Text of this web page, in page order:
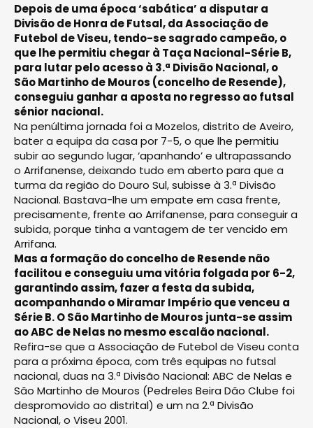
Depois de uma época ‘sabática’ a disputar a
Divisão de Honra de Futsal, da Associação de
Futebol de Viseu, tendo-se sagrado campeão, o
que lhe permitiu chegar à Taça Nacional-Série B,
para lutar pelo acesso à 3.ª Divisão Nacional, o
São Martinho de Mouros (concelho de Resende),
conseguiu ganhar a aposta no regresso ao futsal
sénior nacional.
Na penúltima jornada foi a Mozelos, distrito de Aveiro,
bater a equipa da casa por 7-5, o que lhe permitiu
subir ao segundo lugar, ‘apanhando’ e ultrapassando
o Arrifanense, deixando tudo em aberto para que a
turma da região do Douro Sul, subisse à 3.ª Divisão
Nacional. Bastava-lhe um empate em casa frente,
precisamente, frente ao Arrifanense, para conseguir a
subida, porque tinha a vantagem de ter vencido em
Arrifana.
Mas a formação do concelho de Resende não
facilitou e conseguiu uma vitória folgada por 6-2,
garantindo assim, fazer a festa da subida,
acompanhando o Miramar Império que venceu a
Série B. O São Martinho de Mouros junta-se assim
ao ABC de Nelas no mesmo escalão nacional.
Refira-se que a Associação de Futebol de Viseu conta
para a próxima época, com três equipas no futsal
nacional, duas na 3.ª Divisão Nacional: ABC de Nelas e
São Martinho de Mouros (Pedreles Beira Dão Clube foi
despromovido ao distrital) e um na 2.ª Divisão
Nacional, o Viseu 2001.